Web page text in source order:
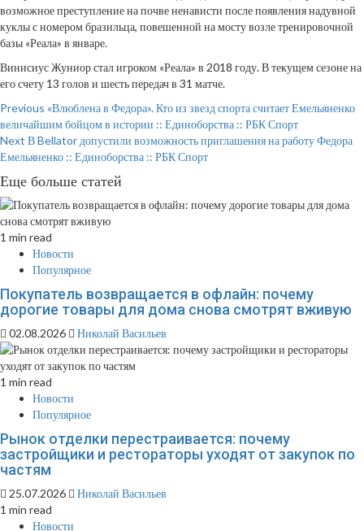
возможное преступление на почве ненависти после появления надувной
куклы с номером бразильца, повешенной на мосту возле тренировочной
базы «Реала» в январе.
Винисиус Жуниор стал игроком «Реала» в 2018 году. В текущем сезоне на
его счету 13 голов и шесть передач в 31 матче.
Continue
Reading
Previous «Влюблена в Федора». Кто из звезд спорта считает Емельяненко
величайшим бойцом в истории :: Единоборства :: РБК Спорт
Next В Bellator допустили возможность приглашения на работу Федора
Емельяненко :: Единоборства :: РБК Спорт
Еще больше статей
1 min read
Новости
Популярное
Покупатель возвращается в офлайн: почему
дорогие товары для дома снова смотрят вживую
02.08.2026 Николай Васильев
1 min read
Новости
Популярное
Рынок отделки перестраивается: почему
застройщики и рестораторы уходят от закупок по
частям
25.07.2026
Николай Васильев
1 min read
Новости